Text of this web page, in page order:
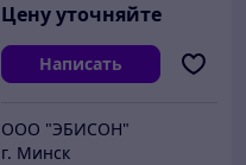
Цену уточняйте
Написать
ООО "ЭБИСОН"
г. Минск